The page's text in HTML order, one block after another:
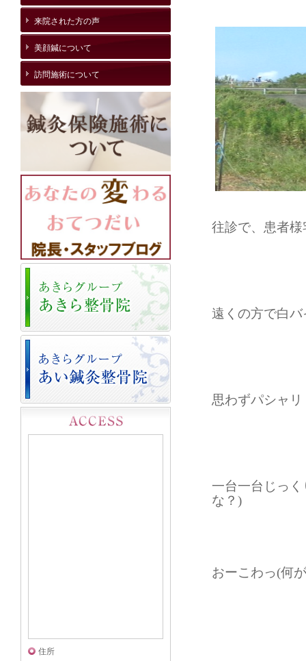
往診で、患者
遠くの方で白
思わずパシャリ
一台一台じっ
な？)
おーこわっ(何
来院された方の声
美顔鍼について
訪問施術について
住所